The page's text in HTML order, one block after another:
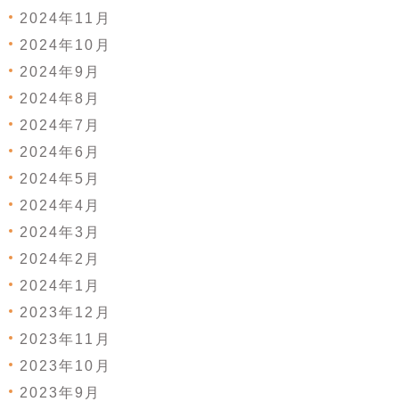
2024年11月
2024年10月
2024年9月
2024年8月
2024年7月
2024年6月
2024年5月
2024年4月
2024年3月
2024年2月
2024年1月
2023年12月
2023年11月
2023年10月
2023年9月